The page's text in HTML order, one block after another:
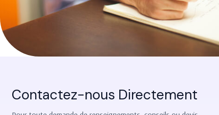
Contactez-nous Directement